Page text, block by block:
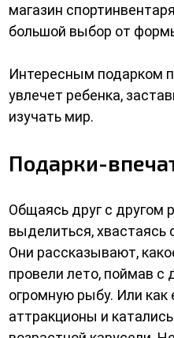
магазин
большой выбор от
Интересным подарком
увлечет ребенка,
изучать мир.
Подарки-
Общаясь друг с другом
выделиться,
Они рассказывают,
провели лето, поймав с
огромную рыбу. Или как
аттракционы и